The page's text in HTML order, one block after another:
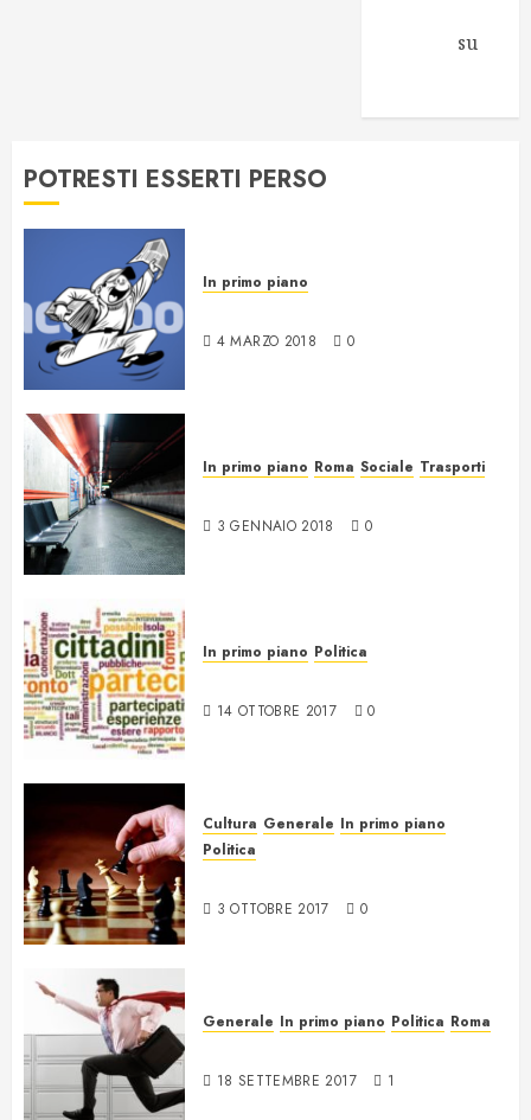
su
POTRESTI ESSERTI PERSO
In primo piano
4 MARZO 2018 0
In primo piano Roma Sociale Trasporti
3 GENNAIO 2018 0
In primo piano Politica
14 OTTOBRE 2017 0
Cultura Generale In primo piano
Politica
3 OTTOBRE 2017 0
Generale In primo piano Politica Roma
18 SETTEMBRE 2017 1